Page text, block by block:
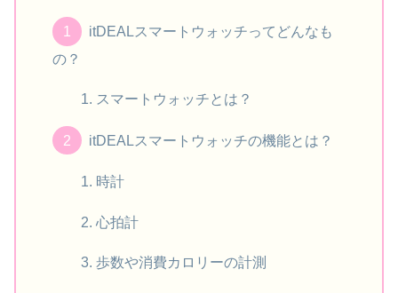
itDEALスマートウォッチってどんなも
の？
スマートウォッチとは？
itDEALスマートウォッチの機能とは？
時計
心拍計
歩数や消費カロリーの計測